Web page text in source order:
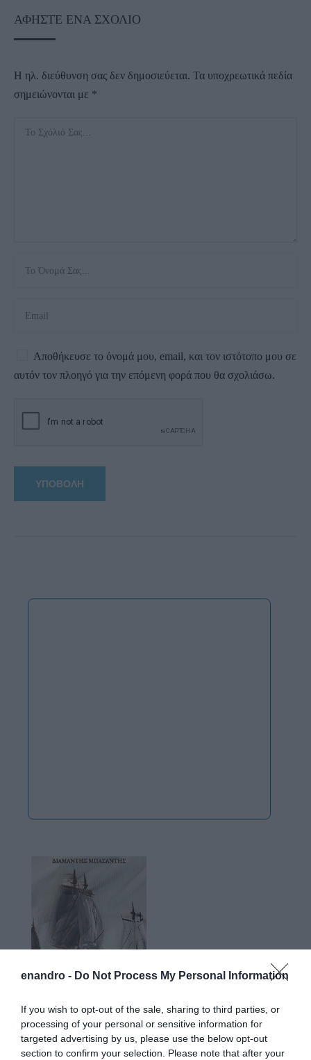
enandro - Do Not Process My Personal Information
If you wish to opt-out of the sale, sharing to third parties, or
processing of your personal or sensitive information for
targeted advertising by us, please use the below opt-out
section to confirm your selection. Please note that after your
ΑΦΉΣΤΕ ΈΝΑ ΣΧΌΛΙΟ
Η ηλ. διεύθυνση σας δεν δημοσιεύεται. Τα υποχρεωτικά πεδία
σημειώνονται με *
Αποθήκευσε το όνομά μου, email, και τον ιστότοπο μου σε
αυτόν τον πλοηγό για την επόμενη φορά που θα σχολιάσω.